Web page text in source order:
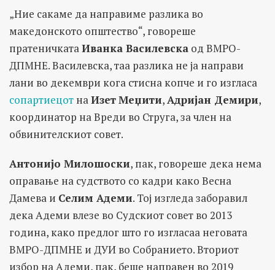
„Ние сакаме да направиме разлика во
македонското општество“, говореше
пратеничкатаИванка Василевска од ВМРО-
ДПМНЕ. Василевска, таа разлика не ја направи
лани во декември кога стисна копче и го изгласа
сопартиецот наИзетМеџити,Адријан Демири,
координатор на Вреди во Струга, за член на
обвинителскиот совет.
Антонијо Милошоски, пак, говореше дека нема
оправање на судството со кадри како Весна
Дамева и Селим Адеми. Тој изгледа заборавил
дека Адеми влезе во Судскиот совет во 2013
година, како предлог што го изгласаа неговата
ВМРО-ДПМНЕ и ДУИ во Собранието. Вториот
избор на Адеми, пак, беше направен во 2019